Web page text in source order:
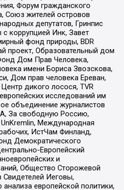
Форум гражданского
Союз жителей островов
депутатов, Гринпис
коррупцией Инк, Завет
фонд природы, BDR
проект, Образовательный дом
Дом Прав Человека,
имени Бориса Звозскова,
Дом прав человека Ереван,
дикого лосося, TVR
исследований им
объединение журналистов
За свободную Россию,
Международная
ИстЧам Финланд,
Демократического
Европейский
и
Общество Сторожевой
Свидетелей Иеговы,
европейской политики,